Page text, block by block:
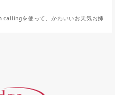
callingを使って、かわいいお天気お姉